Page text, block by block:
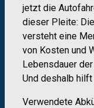
jetzt die
dieser Pleite:
versteht eine
von Kosten und
Lebensdauer
Und deshalb hilft
Verwendete